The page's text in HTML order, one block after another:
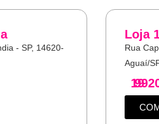
- SP, 14620-
Loja
Rua
Aguaí/
19